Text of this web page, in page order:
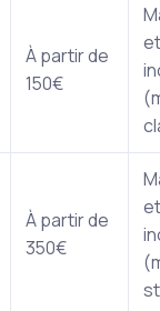
À partir de
150€
À partir de
350€